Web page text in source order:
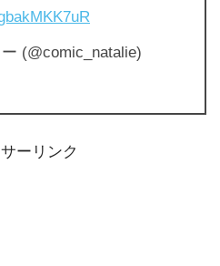
(@comic_natalie)
ーリンク